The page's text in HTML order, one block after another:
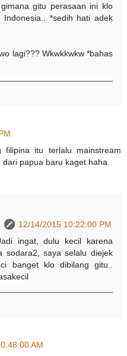
gitu perasaan ini klo
*sedih hati adek
lagi??? Wkwkkwkw *bahas
itu terlalu mainstream
papua baru kaget haha
12/14/2015 10:22:00 PM
ingat, dulu kecil karena
sodara2, saya selalu diejek
banget klo dibilang gitu..
AM